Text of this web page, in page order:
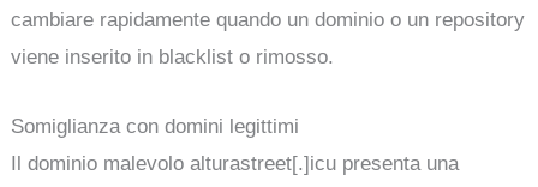
cambiare rapidamente quando un dominio o un repository
viene inserito in blacklist o rimosso.
Somiglianza con domini legittimi
Il dominio malevolo alturastreet[.]icu presenta una